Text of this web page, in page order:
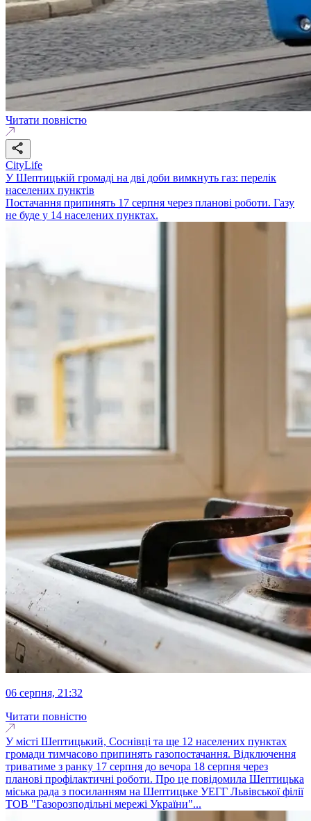
Читати повністю
CityLife
У Шептицькій громаді на дві доби вимкнуть газ: перелік
населених пунктів
Постачання припинять 17 серпня через планові роботи. Газу
не буде у 14 населених пунктах.
06 серпня, 21:32
Читати повністю
У місті Шептицький, Соснівці та ще 12 населених пунктах
громади тимчасово припинять газопостачання. Відключення
триватиме з ранку 17 серпня до вечора 18 серпня через
планові профілактичні роботи. Про це повідомила Шептицька
міська рада з посиланням на Шептицьке УЕГГ Львівської філії
ТОВ "Газорозподільні мережі України"...